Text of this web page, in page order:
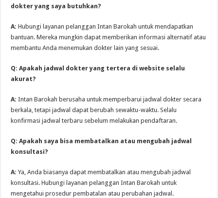
dokter yang saya butuhkan?
A: Hubungi layanan pelanggan Intan Barokah untuk mendapatkan
bantuan. Mereka mungkin dapat memberikan informasi alternatif atau
membantu Anda menemukan dokter lain yang sesuai.
Q: Apakah jadwal dokter yang tertera di website selalu
akurat?
A: Intan Barokah berusaha untuk memperbarui jadwal dokter secara
berkala, tetapi jadwal dapat berubah sewaktu-waktu. Selalu
konfirmasi jadwal terbaru sebelum melakukan pendaftaran.
Q: Apakah saya bisa membatalkan atau mengubah jadwal
konsultasi?
A: Ya, Anda biasanya dapat membatalkan atau mengubah jadwal
konsultasi. Hubungi layanan pelanggan Intan Barokah untuk
mengetahui prosedur pembatalan atau perubahan jadwal.